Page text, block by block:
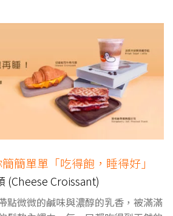
簡單單「吃得飽，睡得好」
(Cheese Croissant)
點微微的鹹味與濃醇的乳香，被滿滿